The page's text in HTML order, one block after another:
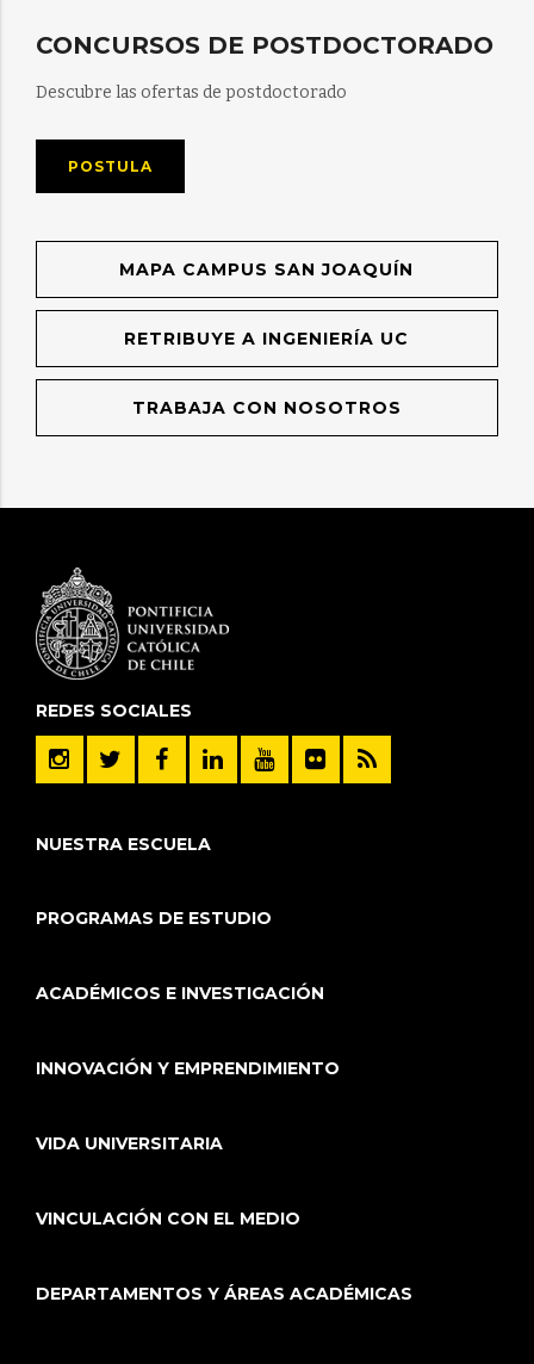
CONCURSOS DE POSTDOCTORADO
Descubre las ofertas de postdoctorado
POSTULA
MAPA CAMPUS SAN JOAQUÍN
RETRIBUYE A INGENIERÍA UC
TRABAJA CON NOSOTROS
REDES SOCIALES
NUESTRA ESCUELA
PROGRAMAS DE ESTUDIO
ACADÉMICOS E INVESTIGACIÓN
INNOVACIÓN Y EMPRENDIMIENTO
VIDA UNIVERSITARIA
VINCULACIÓN CON EL MEDIO
DEPARTAMENTOS Y ÁREAS ACADÉMICAS